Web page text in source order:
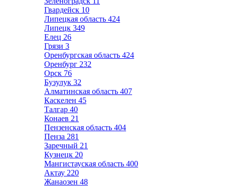
Гвардейск 10
Липецкая область 424
Липецк 349
Елец 26
Грязи 3
Оренбургская область 424
Оренбург 232
Орск 76
Бузулук 32
Алматинская область 407
Каскелен 45
Талгар 40
Конаев 21
Пензенская область 404
Пенза 281
Заречный 21
Кузнецк 20
Мангистауская область 400
Актау 220
Жанаозен 48